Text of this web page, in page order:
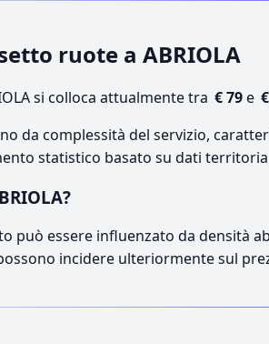
ruote a ABRIOLA
si colloca attualmente tra € 79e
da complessità del servizio,
statistico basato su dati
può essere influenzato da densità
incidere ulteriormente sul